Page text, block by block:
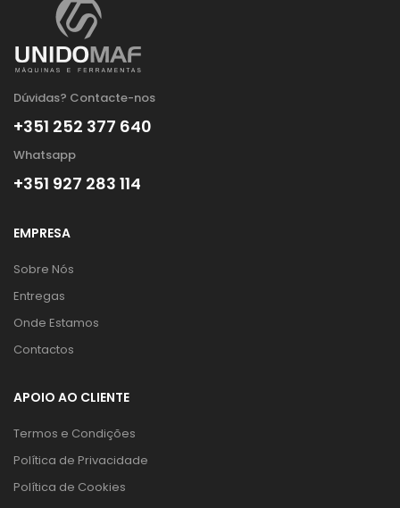
Dúvidas? Contacte-nos
+351 252 377 640
Whatsapp
+351 927 283 114
EMPRESA
Sobre Nós
Entregas
Onde Estamos
Contactos
APOIO AO CLIENTE
Termos e Condições
Política de Privacidade
Política de Cookies